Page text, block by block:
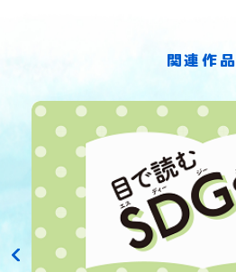
関連作品